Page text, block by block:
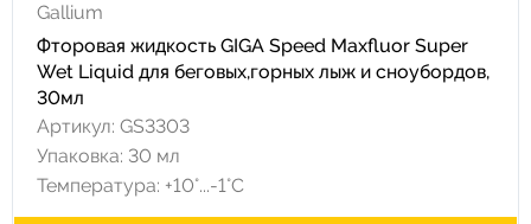
Gallium
Фторовая жидкость GIGA Speed Maxfluor Super
Wet Liquid для беговых,горных лыж и сноубордов,
30мл
Артикул: GS3303
Упаковка: 30 мл
Температура: +10°...-1°С